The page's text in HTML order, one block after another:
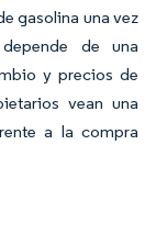
gasolina una vez
de una
y precios de
vean una
a la compra